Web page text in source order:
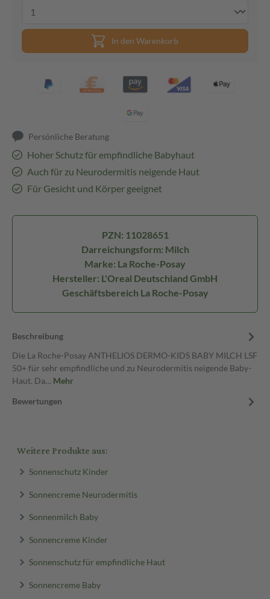
In den Warenkorb
Persönliche Beratung
Hoher Schutz für empfindliche Babyhaut
Auch für zu Neurodermitis neigende Haut
Für Gesicht und Körper geeignet
PZN: 11028651
Darreichungsform: Milch
Marke: La Roche-Posay
Hersteller: L'Oreal Deutschland GmbH
Geschäftsbereich La Roche-Posay
Beschreibung
Die La Roche-Posay ANTHELIOS DERMO-KIDS BABY MILCH LSF
50+ für sehr empfindliche und zu Neurodermitis neigende Baby-
Haut. Da… Mehr
Bewertungen
Weitere Produkte aus:
Sonnenschutz Kinder
Sonnencreme Neurodermitis
Sonnenmilch Baby
Sonnencreme Kinder
Sonnenschutz für empfindliche Haut
Sonnencreme Baby